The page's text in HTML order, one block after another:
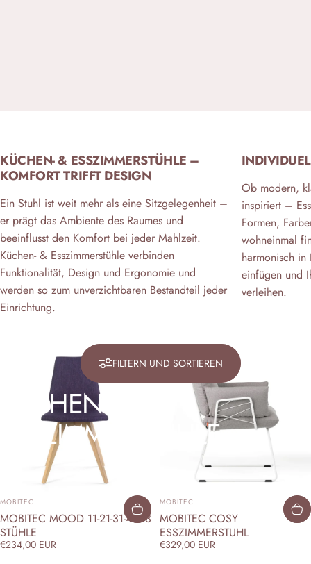
KÜCHEN-
ESSZIMMERSTÜHLE
KÜCHEN- & ESSZIMMERSTÜHLE –
KOMFORT TRIFFT DESIGN
Ein Stuhl ist weit mehr als eine Sitzgelegenheit –
er prägt das Ambiente des Raumes und
beeinflusst den Komfort bei jeder Mahlzeit.
Küchen- & Esszimmerstühle verbinden
Funktionalität, Design und Ergonomie und
werden so zum unverzichtbaren Bestandteil jeder
Einrichtung.
Ob modern,
inspiriert –
Formen,
wohneinmal
harmonisch in
einfügen und
verleihen.
FILTERN UND SORTIEREN
ANBIETER:
MOBITEC
MOBITEC MOOD 11-21-31-41-43
STÜHLE
€234,00 EUR
ANBIETER:
MOBITEC
MOBITEC COSY
ESSZIMMERSTUHL
€329,00 EUR